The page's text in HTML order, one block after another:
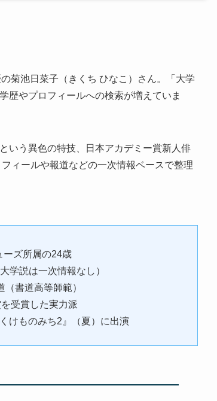
菊池日菜子（きくち ひなこ）さん。「大学
歴やプロフィールへの検索が増えていま
いう異色の特技、日本アカデミー賞新人俳
ィールや報道などの一次情報ベースで整理
ーズ所属の24歳
学説は一次情報なし）
書道高等師範）
受賞した実力派
けものみち2』（夏）に出演